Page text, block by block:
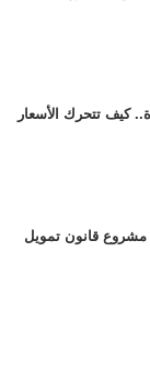
كيف تتحرك الأسعار
مشروع قانون تمويل